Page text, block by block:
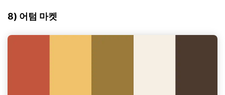
8) 어텀 마켓